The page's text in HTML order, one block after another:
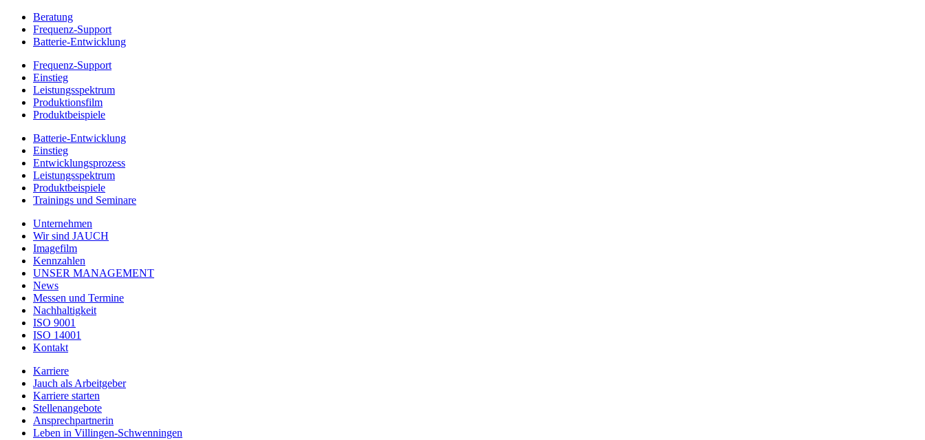
Beratung
Frequenz-Support
Batterie-Entwicklung
Frequenz-Support
Einstieg
Leistungsspektrum
Produktionsfilm
Produktbeispiele
Batterie-Entwicklung
Einstieg
Entwicklungsprozess
Leistungsspektrum
Produktbeispiele
Trainings und Seminare
Unternehmen
Wir sind JAUCH
Imagefilm
Kennzahlen
UNSER MANAGEMENT
News
Messen und Termine
Nachhaltigkeit
ISO 9001
ISO 14001
Kontakt
Karriere
Jauch als Arbeitgeber
Karriere starten
Stellenangebote
Ansprechpartnerin
Leben in Villingen-Schwenningen